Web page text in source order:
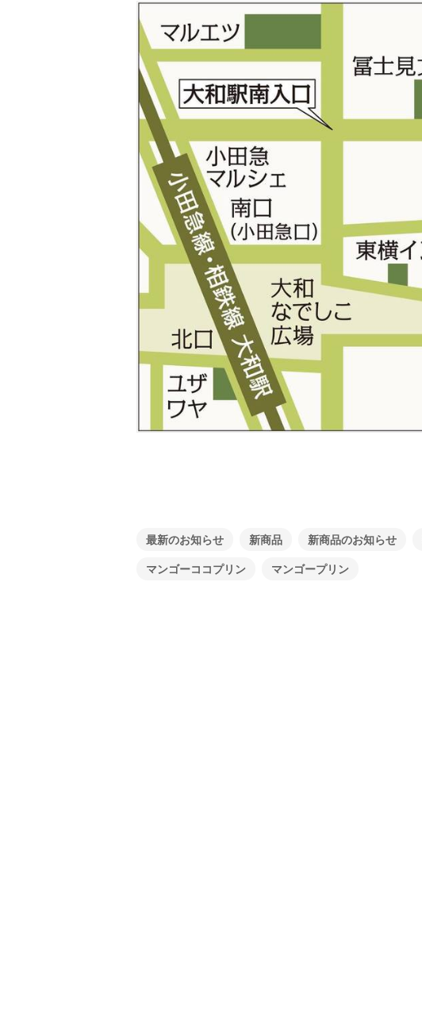
最新のお知らせ 新商品 新商品のお知らせ
マンゴーココプリン
マンゴープリン